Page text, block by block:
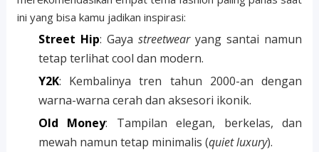
ini yang bisa kamu jadikan inspirasi:
Street Hip: Gaya streetwearyang santai namun
tetap terlihat cool dan modern.
Y2K: Kembalinya tren tahun 2000-an dengan
warna-warna cerah dan aksesori ikonik.
Old Money: Tampilan elegan, berkelas, dan
mewah namun tetap minimalis (quiet luxury).